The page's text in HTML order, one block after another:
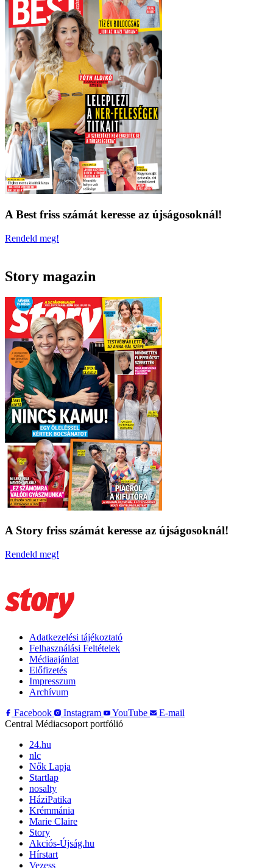
A Best friss számát keresse az újságosoknál!
Rendeld meg!
Story magazin
A Story friss számát keresse az újságosoknál!
Rendeld meg!
Adatkezelési tájékoztató
Felhasználási Feltételek
Médiaajánlat
Előfizetés
Impresszum
Archívum
Facebook
Instagram YouTube
E-mail
Central Médiacsoport portfólió
24.hu
nlc
Nők Lapja
Startlap
nosalty
HáziPatika
Krémmánia
Marie Claire
Story
Akciós-Újság.hu
Hírstart
Vezess